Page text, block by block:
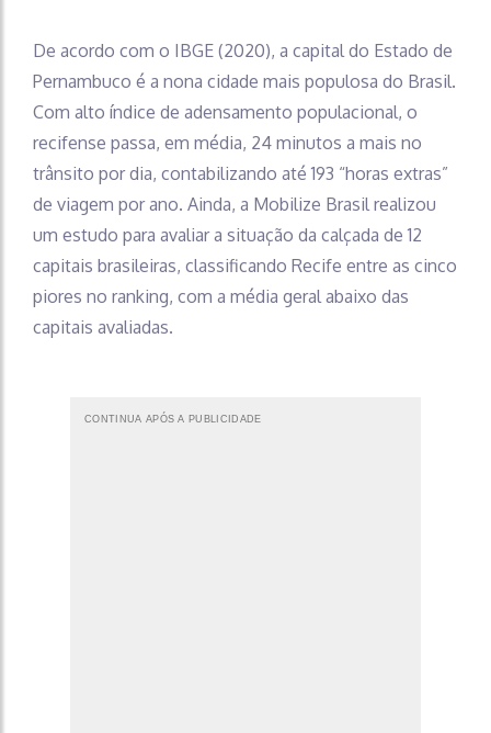
De acordo com o IBGE (2020), a capital do Estado de
Pernambuco é a nona cidade mais populosa do Brasil.
Com alto índice de adensamento populacional, o
recifense passa, em média, 24 minutos a mais no
trânsito por dia, contabilizando até 193 “horas extras”
de viagem por ano. Ainda, a Mobilize Brasil realizou
um estudo para avaliar a situação da calçada de 12
capitais brasileiras, classificando Recife entre as cinco
piores no ranking, com a média geral abaixo das
capitais avaliadas.
CONTINUA APÓS A PUBLICIDADE